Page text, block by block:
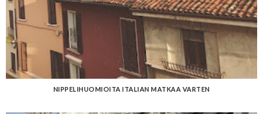
NIPPELIHUOMIOITA ITALIAN MATKAA VARTEN